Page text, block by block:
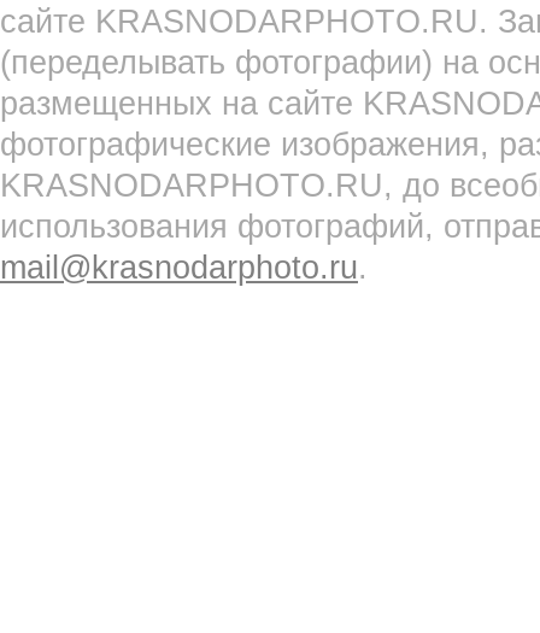
сайте KRASNODARPHOTO.RU.
(переделывать фотографии) на
размещенных на сайте
фотографические изображения,
KRASNODARPHOTO.RU, до
использования фотографий,
mail@krasnodarphoto.ru.